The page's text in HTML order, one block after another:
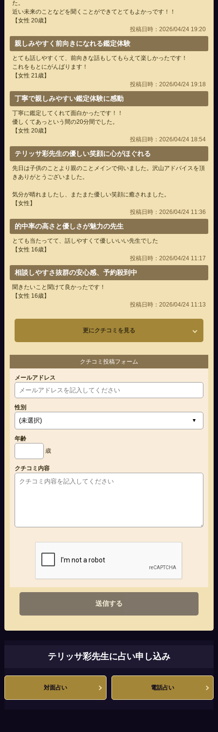
た。
近い未来のことなどを聞くことができてとてもよかっです！！
【女性 20歳】
投稿日時：2026/04/24 19:20
親しみやすく前向きになれる鑑定体験
とても話しやすくて、前向きな話もしてもらえて楽しかったです！
これをもとにがんばります！
【女性 21歳】
投稿日時：2026/04/24 19:18
丁寧で親しみやすい鑑定体験に感動
丁寧に鑑定してくれて面白かったです！！
優しくてあっという間の20分間でした。
【女性 20歳】
投稿日時：2026/04/24 18:54
テリッサ彩先生の優しい笑顔に心がほぐれる
先日は子供のことより親のことメインで伺いました。沢山アドバイスを頂
きありがとうございました。
気分が晴れましたし、またまた優しい笑顔に癒されました。
【女性】
投稿日時：2026/04/24 11:36
的中率の高さと優しさが魅力の先生
とても当たってて、話しやすくて優しいいい先生でした
【女性 16歳】
投稿日時：2026/04/24 11:17
相談しやすさ抜群の安心感、予約殺到中
聞きたいこと聞けて良かったです！
【女性 16歳】
投稿日時：2026/04/24 11:13
更にクチコミを見る
クチコミ投稿フォーム
メールアドレス
性別
年齢
歳
クチコミ内容
送信する
テリッサ彩先生に占い申し込み
対面占い 電話占い